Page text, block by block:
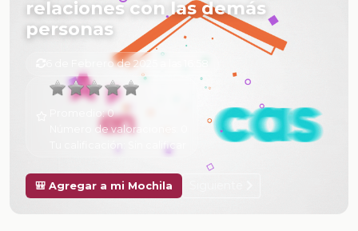
relaciones con las demás
personas
6 de Febrero de 2025 a las 16:58
Promedio:0
Número de valoraciones:
Tu calificación:
Sin calificar
🎒 Agregar a mi Mochila